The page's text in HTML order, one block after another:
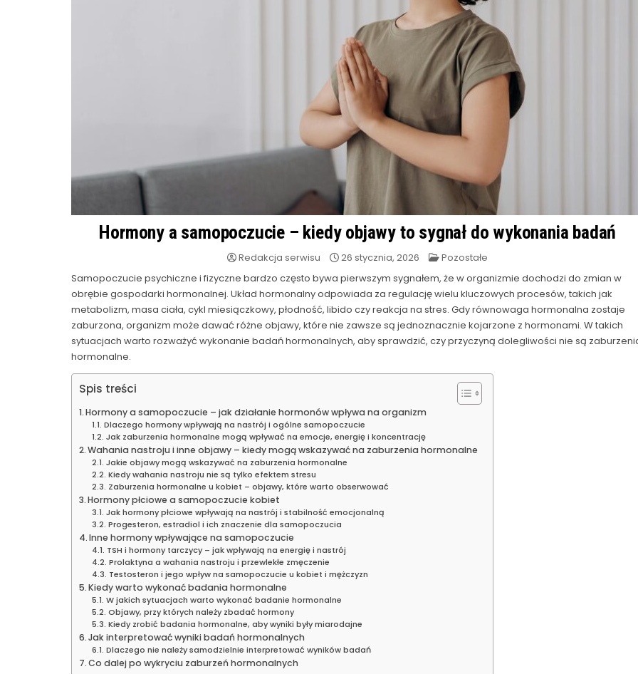
Hormony a samopoczucie – kiedy objawy to sygnał do wykonania badań
Redakcja serwisu 26 stycznia, 2026 Posted
Pozostałe
Samopoczucie psychiczne i fizyczne bardzo często bywa pierwszym sygnałem, że w organizmie dochodzi do zmian w
obrębie gospodarki hormonalnej. Układ hormonalny odpowiada za regulację wielu kluczowych procesów, takich jak
metabolizm, masa ciała, cykl miesiączkowy, płodność, libido czy reakcja na stres. Gdy równowaga hormonalna zostaje
zaburzona, organizm może dawać różne objawy, które nie zawsze są jednoznacznie kojarzone z hormonami. W takich
sytuacjach warto rozważyć wykonanie badań hormonalnych, aby sprawdzić, czy przyczyną dolegliwości nie są
hormonalne.
Spis treści
Hormony a samopoczucie – jak działanie hormonów wpływa na organizm
Dlaczego hormony wpływają na nastrój i ogólne samopoczucie
Jak zaburzenia hormonalne mogą wpływać na emocje, energię i koncentrację
Wahania nastroju i inne objawy – kiedy mogą wskazywać na zaburzenia hormonalne
Jakie objawy mogą wskazywać na zaburzenia hormonalne
Kiedy wahania nastroju nie są tylko efektem stresu
Zaburzenia hormonalne u kobiet – objawy, które warto obserwować
Hormony płciowe a samopoczucie kobiet
Jak hormony płciowe wpływają na nastrój i stabilność emocjonalną
Progesteron, estradiol i ich znaczenie dla samopoczucia
Inne hormony wpływające na samopoczucie
TSH i hormony tarczycy – jak wpływają na energię i nastrój
Prolaktyna a wahania nastroju i przewlekłe zmęczenie
Testosteron i jego wpływ na samopoczucie u kobiet i mężczyzn
Kiedy warto wykonać badania hormonalne
W jakich sytuacjach warto wykonać badanie hormonalne
Objawy, przy których należy zbadać hormony
Kiedy zrobić badania hormonalne, aby wyniki były miarodajne
Jak interpretować wyniki badań hormonalnych
Dlaczego nie należy samodzielnie interpretować wyników badań
Co dalej po wykryciu zaburzeń hormonalnych